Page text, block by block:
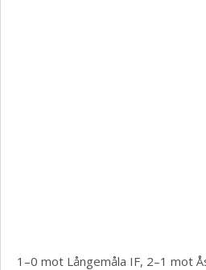
1–0 mot Långemåla IF, 2–1 mot